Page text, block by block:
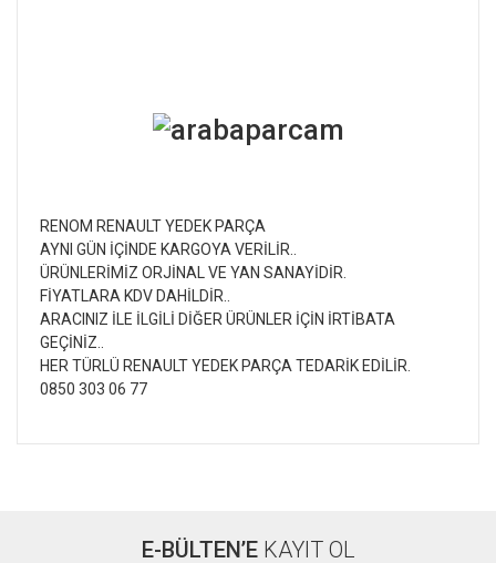
RENOM RENAULT YEDEK PARÇA
AYNI GÜN İÇİNDE KARGOYA VERİLİR..
ÜRÜNLERİMİZ ORJİNAL VE YAN SANAYİDİR.
FİYATLARA KDV DAHİLDİR..
ARACINIZ İLE İLGİLİ DİĞER ÜRÜNLER İÇİN İRTİBATA
GEÇİNİZ..
HER TÜRLÜ RENAULT YEDEK PARÇA TEDARİK EDİLİR.
0850 303 06 77
Yorum Yaz
Bu ürünün fiyat bilgisi, resim, ürün açıklamalarında ve diğer
E-BÜLTEN’EKAYIT OL